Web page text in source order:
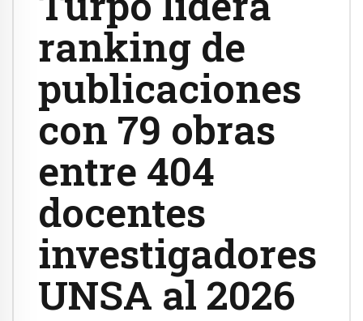
ranking de
publicaciones
con 79 obras
entre 404
docentes
investigadores
UNSA al 2026